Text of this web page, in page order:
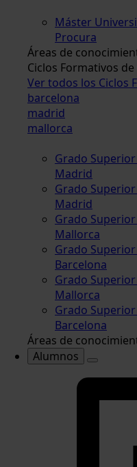
Máster
Procura
Áreas de
Ciclos Formativos
Ver todos los Ciclos
barcelona
madrid
mallorca
Grado
Madrid
Grado
Madrid
Grado
Mallorca
Grado
Barcelona
Grado
Mallorca
Grado
Barcelona
Áreas de
Alumnos